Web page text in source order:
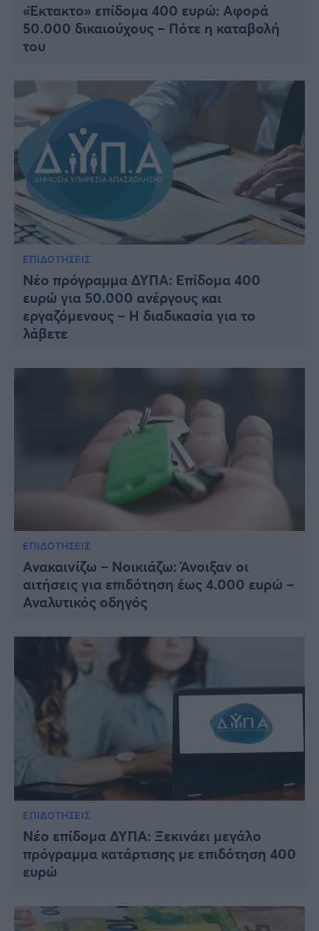
«Έκτακτο» επίδομα 400 ευρώ: Αφορά
50.000 δικαιούχους – Πότε η καταβολή
του
ΕΠΙΔΟΤΗΣΕΙΣ
Νέο πρόγραμμα ΔΥΠΑ: Επίδομα 400
ευρώ για 50.000 ανέργους και
εργαζόμενους – Η διαδικασία για το
λάβετε
ΕΠΙΔΟΤΗΣΕΙΣ
Ανακαινίζω – Νοικιάζω: Άνοιξαν οι
αιτήσεις για επιδότηση έως 4.000 ευρώ –
Αναλυτικός οδηγός
ΕΠΙΔΟΤΗΣΕΙΣ
Νέο επίδομα ΔΥΠΑ: Ξεκινάει μεγάλο
πρόγραμμα κατάρτισης με επιδότηση 400
ευρώ